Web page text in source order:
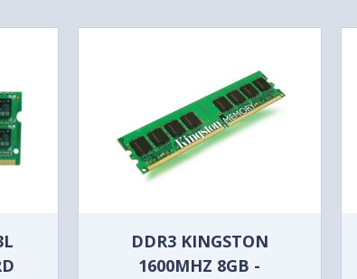
DDR3 KINGSTON
1600MHZ 8GB -